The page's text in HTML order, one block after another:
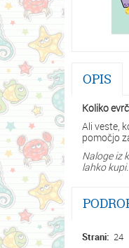
OPIS
Koliko
Ali veste,
pomočjo
Naloge iz
lahko kupi.
Strani: 24